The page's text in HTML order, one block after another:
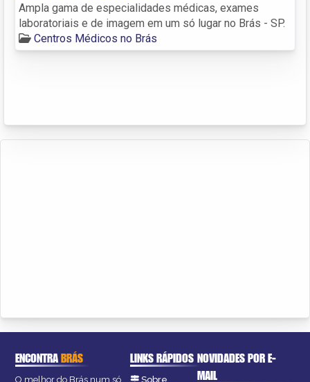
Ampla gama de especialidades médicas, exames
laboratoriais e de imagem em um só lugar no Brás - SP.
Centros Médicos no Brás
ENCONTRABRÁS
O melhor do Brás num só
LINKS RÁPIDOS
Sobre
NOVIDADES POR E-
MAIL